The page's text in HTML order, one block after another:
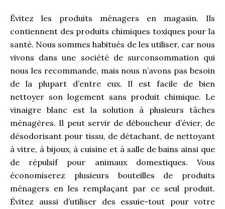
Évitez les produits ménagers en magasin. Ils
contiennent des produits chimiques toxiques pour la
santé. Nous sommes habitués de les utiliser, car nous
vivons dans une société de surconsommation qui
nous les recommande, mais nous n’avons pas besoin
de la plupart d’entre eux. Il est facile de bien
nettoyer son logement sans produit chimique. Le
vinaigre blanc est la solution à plusieurs tâches
ménagères. Il peut servir de déboucheur d’évier, de
désodorisant pour tissu, de détachant, de nettoyant
à vitre, à bijoux, à cuisine et à salle de bains ainsi que
de répulsif pour animaux domestiques. Vous
économiserez plusieurs bouteilles de produits
ménagers en les remplaçant par ce seul produit.
Évitez aussi d’utiliser des essuie-tout pour votre